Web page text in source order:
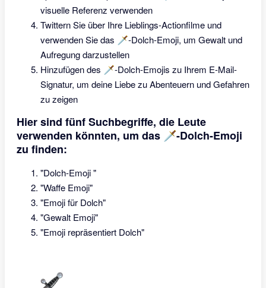
visuelle Referenz verwenden
Twittern Sie über Ihre Lieblings-Actionfilme und
verwenden Sie das 🗡-Dolch-Emoji, um Gewalt und
Aufregung darzustellen
Hinzufügen des 🗡-Dolch-Emojis zu Ihrem E-Mail-
Signatur, um deine Liebe zu Abenteuern und Gefahren
zu zeigen
Hier sind fünf Suchbegriffe, die Leute
verwenden könnten, um das 🗡-Dolch-Emoji
zu finden:
"Dolch-Emoji "
"Waffe Emoji"
"Emoji für Dolch"
"Gewalt Emoji"
"Emoji repräsentiert Dolch"